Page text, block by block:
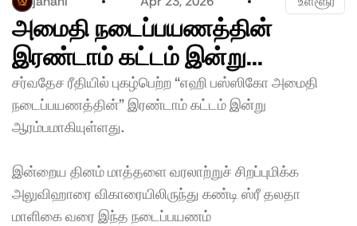
அமைதி நடைப்பயணத்தின்
இரண்டாம் கட்டம் இன்று...
சர்வதேச ரீதியில் புகழ்பெற்ற “எஹி பஸ்ஸிகோ அமைதி
நடைப்பயணத்தின்” இரண்டாம் கட்டம் இன்று
ஆரம்பமாகியுள்ளது.
இன்றைய தினம் மாத்தளை வரலாற்றுச் சிறப்புமிக்க
அலுவிஹாரை விகாரையிலிருந்து கண்டி ஸ்ரீ தலதா
மாளிகை வரை இந்த நடைப்பயணம்